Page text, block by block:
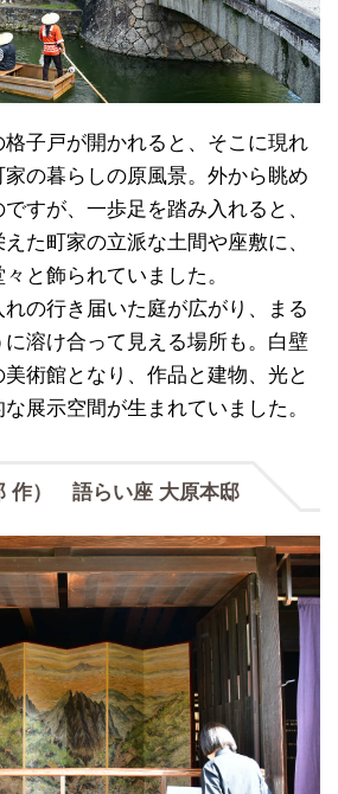
子戸が開かれると、そこに現れ
の暮らしの原風景。外から眺め
すが、一歩足を踏み入れると、
た町家の立派な土間や座敷に、
と飾られていました。
の行き届いた庭が広がり、まる
溶け合って見える場所も。白壁
術館となり、作品と建物、光と
展示空間が生まれていました。
作） 語らい座 大原本邸